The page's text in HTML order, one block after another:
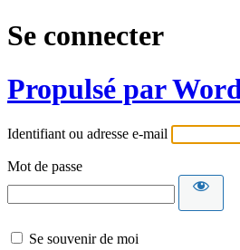
Se connecter
Propulsé par
Identifiant ou adresse e-mail
Mot de passe
Se souvenir de moi